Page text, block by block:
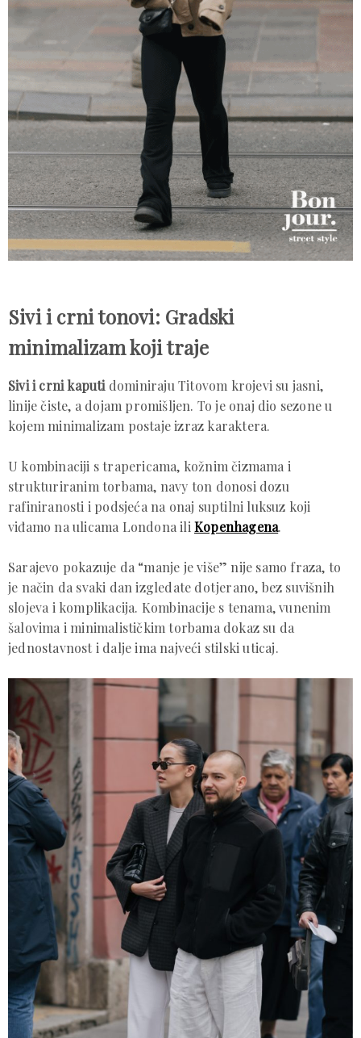
Sivi i crni tonovi: Gradski
minimalizam koji traje
Sivi i crni kaputi dominiraju Titovom krojevi su jasni,
linije čiste, a dojam promišljen. To je onaj dio sezone u
kojem minimalizam postaje izraz karaktera.
U kombinaciji s trapericama, kožnim čizmama i
strukturiranim torbama, navy ton donosi dozu
rafiniranosti i podsjeća na onaj suptilni luksuz koji
viđamo na ulicama Londona ili Kopenhagena.
Sarajevo pokazuje da “manje je više” nije samo fraza, to
je način da svaki dan izgledate dotjerano, bez suvišnih
slojeva i komplikacija. Kombinacije s tenama, vunenim
šalovima i minimalističkim torbama dokaz su da
jednostavnost i dalje ima najveći stilski uticaj.